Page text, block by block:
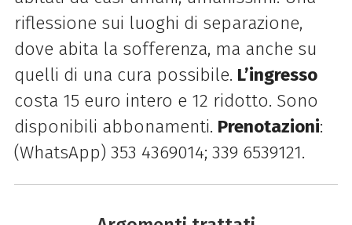
riflessione sui luoghi di separazione,
dove abita la sofferenza, ma anche su
quelli di una cura possibile. L’ingresso
costa 15 euro intero e 12 ridotto. Sono
disponibili abbonamenti. Prenotazioni:
(WhatsApp) 353 4369014; 339 6539121.